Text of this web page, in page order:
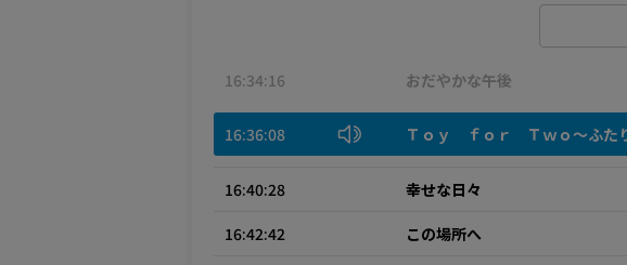
16:34:16 おだやかな午後
16:36:08 Ｔｏｙ ｆｏｒ Ｔｗｏ～ふた
16:40:28 幸せな日々
16:42:42 この場所へ